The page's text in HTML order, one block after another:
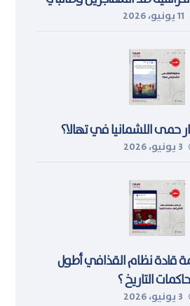
في ليبيا
11 يونيو، 2026
حمى اللشمانيا في تهالا؟
3 يونيو، 2026
قادة نظام القذافي أطول
التاريخ ؟
3 يونيو، 2026